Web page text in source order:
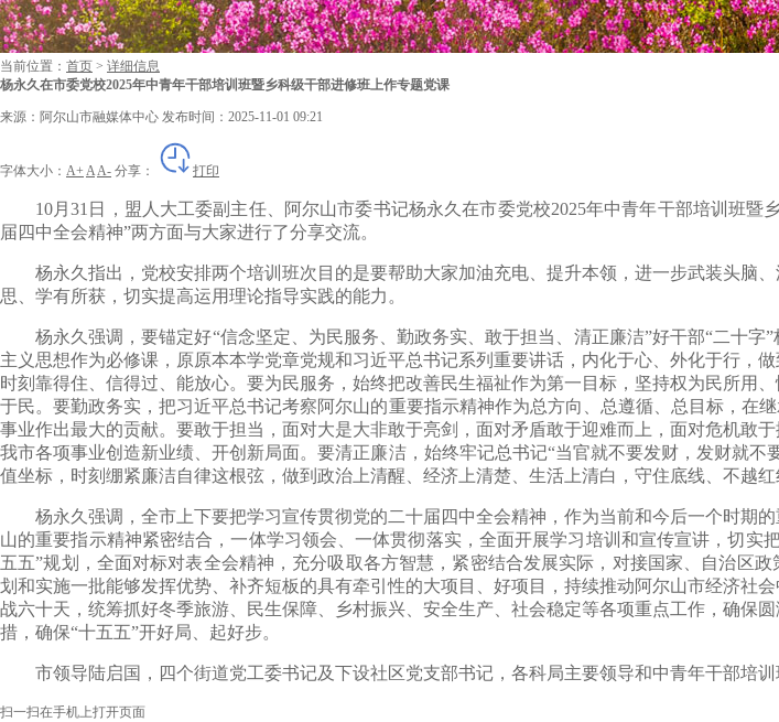
当前位置： 首页 > 详细信息
杨永久在市委党校2025年中青年干部培训班暨乡科级干部进修班上作专题党课
来源：阿尔山市融媒体中心 发布时间：2025-11-01 09:21
字体大小： A+ AA- 分享： 打印
10月31日，盟人大工委副主任、阿尔山市委书记杨永久在市委党校2025年中青年干部培训班
届四中全会精神”两方面与大家进行了分享交流。
杨永久指出，党校安排两个培训班次目的是要帮助大家加油充电、提升本领，进一步武装头脑
思、学有所获，切实提高运用理论指导实践的能力。
杨永久强调，要锚定好“信念坚定、为民服务、勤政务实、敢于担当、清正廉洁”好干部“二十
主义思想作为必修课，原原本本学党章党规和习近平总书记系列重要讲话，内化于心、 外化于行， 做
时刻靠得住、信得过、能放心。要为民服务，始终把改善民生福祉作为第一目标，坚持权为民所
于民。要勤政务实，把习近平总书记考察阿尔山的重要指示精神作为总方向、总遵循、总目标，在
事业作出最大的贡献。要敢于担当，面对大是大非敢于亮剑，面对矛盾敢于迎难而上，面对危机敢
我市各项事业创造新业绩、开创新局面。要清正廉洁，始终牢记总书记“当官就不要发财，发财就
值坐标，时刻绷紧廉洁自律这根弦，做到政治上清醒、经济上清楚、生活上清白，守住底线、不越红
杨永久强调，全市上下要把学习宣传贯彻党的二十届四中全会精神，作为当前和今后一个时期
山的重要指示精神紧密结合，一体学习领会、一体贯彻落实，全面开展学习培训和宣传宣讲，切实
五五”规划，全面对标对表全会精神，充分吸取各方智慧，紧密结合发展实际，对接国家、自治区
划和实施一批能够发挥优势、补齐短板的具有牵引性的大项目、好项目，持续推动阿尔山市经济社
战六十天，统筹抓好冬季旅游、民生保障、乡村振兴、安全生产、社会稳定等各项重点工作，确保
措 ， 确保“十五五”开好局、起好步。
市领导陆启国 ，四个街道党工委书记及下设社区党支部书记，各科局主要领导和中青年干部培
扫一扫在手机上打开页面